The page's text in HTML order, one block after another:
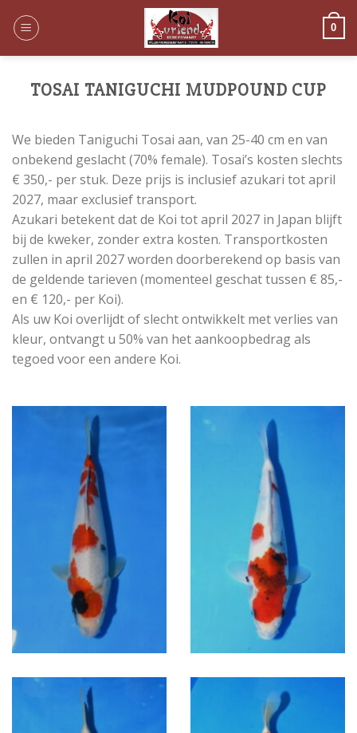
0
TOSAI TANIGUCHI MUDPOUND CUP
We bieden Taniguchi Tosai aan, van 25-40 cm en van
onbekend geslacht (70% female). Tosai’s kosten slechts
€ 350,- per stuk. Deze prijs is inclusief azukari tot april
2027, maar exclusief transport.
Azukari betekent dat de Koi tot april 2027 in Japan blijft
bij de kweker, zonder extra kosten. Transportkosten
zullen in april 2027 worden doorberekend op basis van
de geldende tarieven (momenteel geschat tussen € 85,-
en € 120,- per Koi).
Als uw Koi overlijdt of slecht ontwikkelt met verlies van
kleur, ontvangt u 50% van het aankoopbedrag als
tegoed voor een andere Koi.